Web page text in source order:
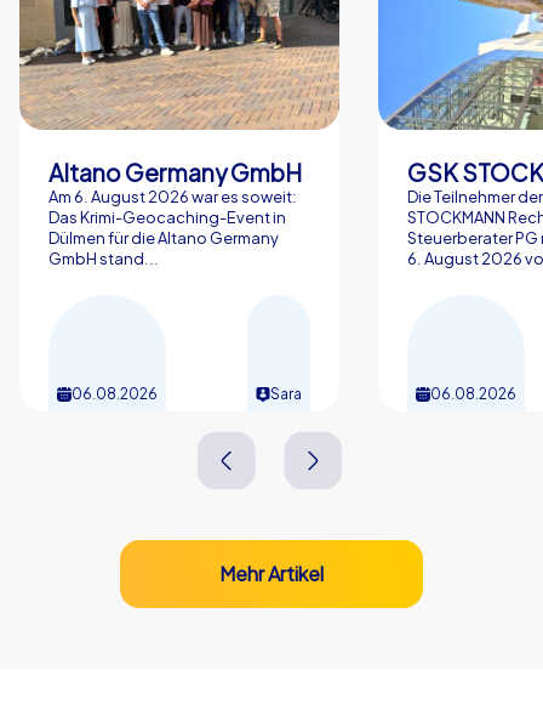
Altano Germany GmbH
Am 6. August 2026 war es soweit:
Das Krimi-Geocaching-Event in
Dülmen für die Altano Germany
GmbH stand...
06.08.2026 Sara
Die Teilnehmer
STOCKMANN
Steuerberater PG
6. August 2026
06.08.2026
Mehr Artikel